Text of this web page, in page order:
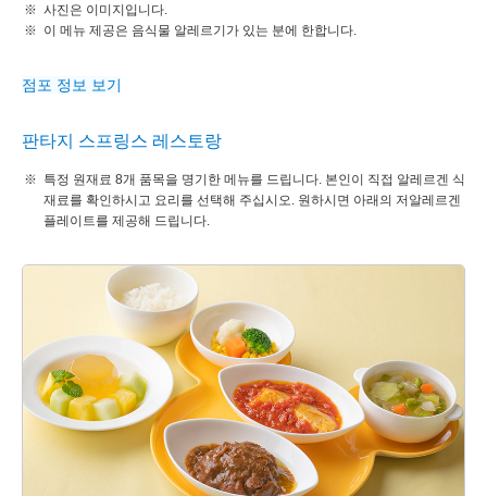
사진은 이미지입니다.
이 메뉴 제공은 음식물 알레르기가 있는 분에 한합니다.
점포 정보 보기
판타지 스프링스 레스토랑
특정 원재료 8개 품목을 명기한 메뉴를 드립니다. 본인이 직접 알레르겐 식
재료를 확인하시고 요리를 선택해 주십시오. 원하시면 아래의 저알레르겐
플레이트를 제공해 드립니다.